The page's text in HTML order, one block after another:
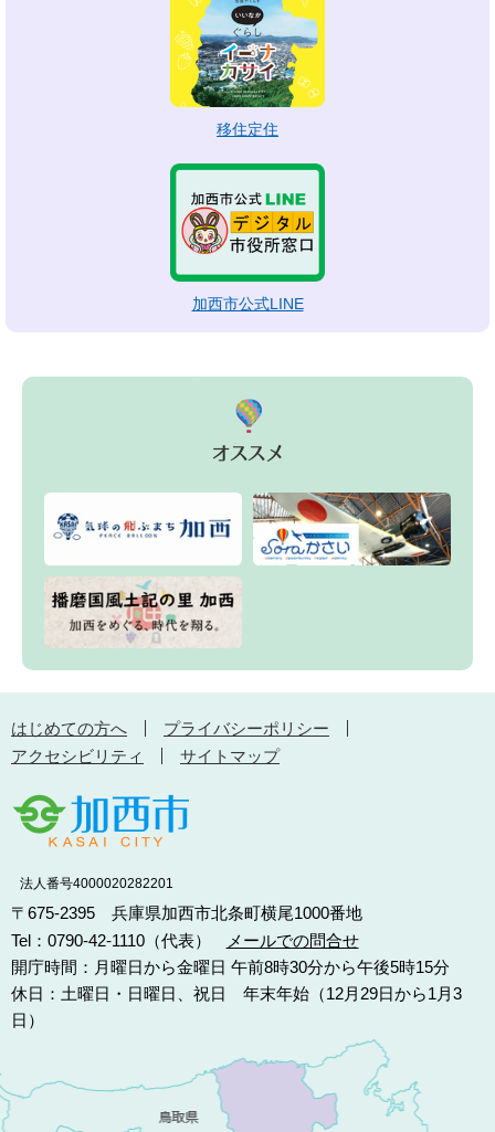
移住定住
加西市公式LINE
はじめての方へ
プライバシーポリシー
アクセシビリティ
サイトマップ
法人番号4000020282201
〒675-2395 兵庫県加西市北条町横尾1000番地
Tel：0790-42-1110（代表）
メールでの問合せ
開庁時間：月曜日から金曜日 午前8時30分から午後5時15分
休日：土曜日・日曜日、祝日 年末年始（12月29日から1月3
日）